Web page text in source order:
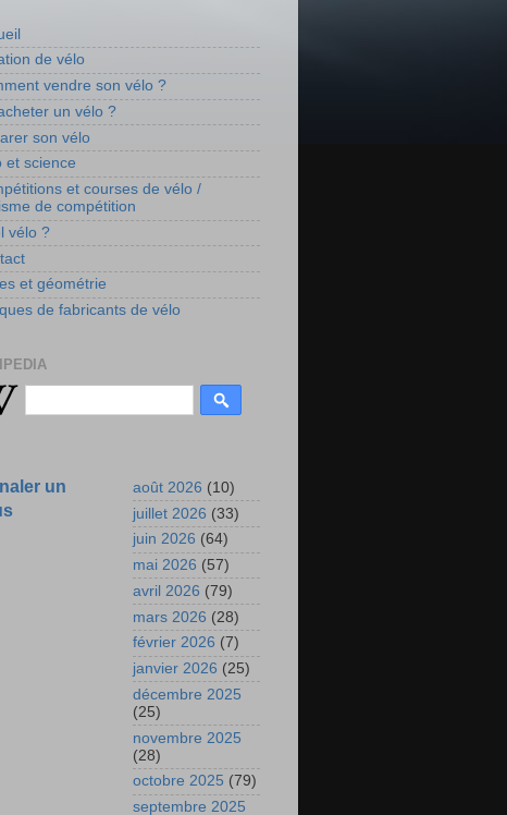
de vélo
vendre son vélo ?
un vélo ?
son vélo
et science
et courses de vélo /
de compétition
vélo ?
et géométrie
de fabricants de vélo
un
août 2026 (10)
juillet 2026 (33)
juin 2026 (64)
mai 2026 (57)
avril 2026 (79)
mars 2026 (28)
février 2026 (7)
janvier 2026 (25)
décembre 2025
(25)
novembre 2025
(28)
octobre 2025 (79)
septembre 2025